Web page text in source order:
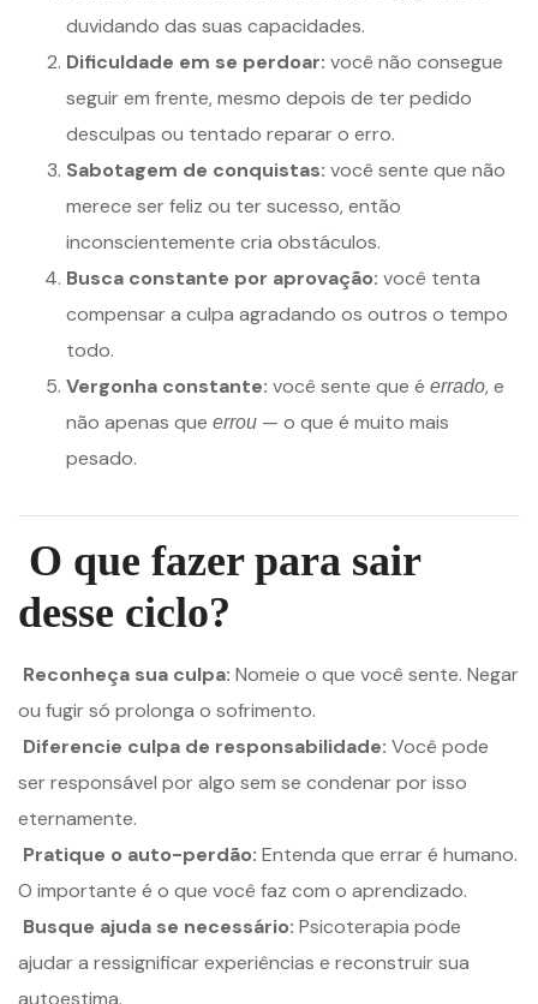
duvidando das suas capacidades.
Dificuldade em se perdoar: você não consegue
seguir em frente, mesmo depois de ter pedido
desculpas ou tentado reparar o erro.
Sabotagem de conquistas: você sente que não
merece ser feliz ou ter sucesso, então
inconscientemente cria obstáculos.
Busca constante por aprovação: você tenta
compensar a culpa agradando os outros o tempo
todo.
Vergonha constante: você sente que é errado, e
não apenas que errou — o que é muito mais
pesado.
O que fazer para sair
desse ciclo?
Reconheça sua culpa: Nomeie o que você sente. Negar
ou fugir só prolonga o sofrimento.
Diferencie culpa de responsabilidade: Você pode
ser responsável por algo sem se condenar por isso
eternamente.
Pratique o auto-perdão: Entenda que errar é humano.
O importante é o que você faz com o aprendizado.
Busque ajuda se necessário: Psicoterapia pode
ajudar a ressignificar experiências e reconstruir sua
autoestima.